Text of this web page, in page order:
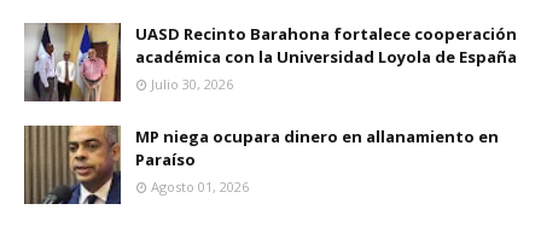
UASD Recinto Barahona fortalece cooperación
académica con la Universidad Loyola de España
Julio 30, 2026
MP niega ocupara dinero en allanamiento en
Paraíso
Agosto 01, 2026